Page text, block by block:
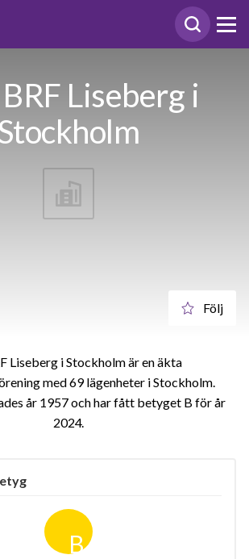
Liseberg i
Följ
Liseberg i Stockholm är en äkta
med 69 lägenheter i Stockholm.
år 1957 och har fått betyget B för år
2024
B